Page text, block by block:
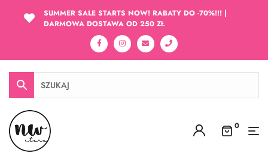
SUMMER SALE STARTS NOW! RABATY DO -70%!!! |
DARMOWA DOSTAWA OD 250 ZŁ
0